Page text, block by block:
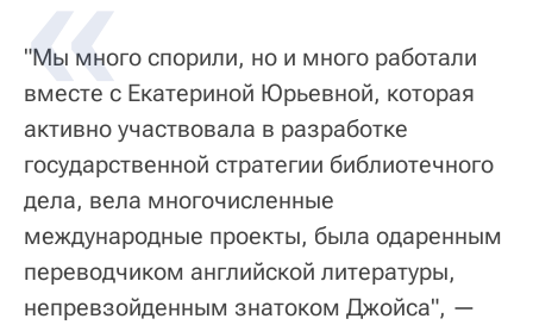
"Мы много спорили, но и много работали
вместе с Екатериной Юрьевной, которая
активно участвовала в разработке
государственной стратегии библиотечного
дела, вела многочисленные
международные проекты, была одаренным
переводчиком английской литературы,
непревзойденным знатоком Джойса", —